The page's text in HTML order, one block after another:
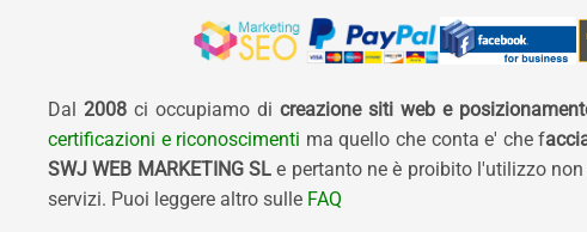
Dal 2008ci occupiamo di creazione siti web e
certificazioni e riconoscimenti ma quello che conta e' che f
SWJ WEB MARKETING SLe pertanto ne è proibito l'utilizzo
servizi. Puoi leggere altro sulle FAQ